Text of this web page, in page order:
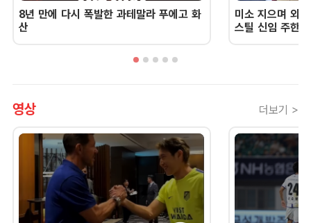
8년 만에 다시 폭발한 과테말라 푸에고 화
산
미소 지으며 외
스틸 신임 주한
영상 더보기 >